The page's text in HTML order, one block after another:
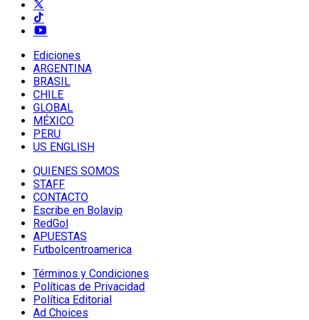
Ediciones
ARGENTINA
BRASIL
CHILE
GLOBAL
MÉXICO
PERU
US ENGLISH
QUIENES SOMOS
STAFF
CONTACTO
Escribe en Bolavip
RedGol
APUESTAS
Futbolcentroamerica
Términos y Condiciones
Políticas de Privacidad
Política Editorial
Ad Choices